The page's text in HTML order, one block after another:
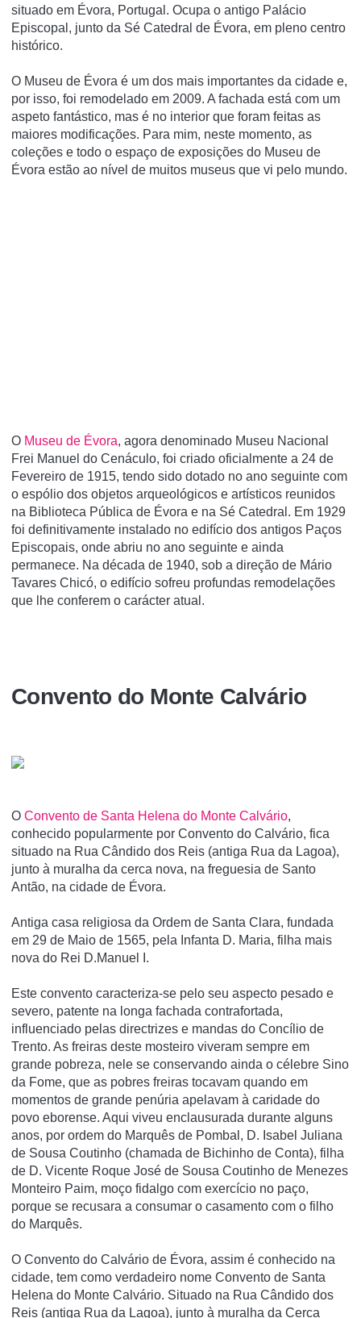
situado em Évora, Portugal. Ocupa o antigo Palácio
Episcopal, junto da Sé Catedral de Évora, em pleno centro
histórico.
O Museu de Évora é um dos mais importantes da cidade e,
por isso, foi remodelado em 2009. A fachada está com um
aspeto fantástico, mas é no interior que foram feitas as
maiores modificações. Para mim, neste momento, as
coleções e todo o espaço de exposições do Museu de
Évora estão ao nível de muitos museus que vi pelo mundo.
O Museu de Évora, agora denominado Museu Nacional
Frei Manuel do Cenáculo, foi criado oficialmente a 24 de
Fevereiro de 1915, tendo sido dotado no ano seguinte com
o espólio dos objetos arqueológicos e artísticos reunidos
na Biblioteca Pública de Évora e na Sé Catedral. Em 1929
foi definitivamente instalado no edifício dos antigos Paços
Episcopais, onde abriu no ano seguinte e ainda
permanece. Na década de 1940, sob a direção de Mário
Tavares Chicó, o edifício sofreu profundas remodelações
que lhe conferem o carácter atual.
Convento do Monte Calvário
O Convento de Santa Helena do Monte Calvário,
conhecido popularmente por Convento do Calvário, fica
situado na Rua Cândido dos Reis (antiga Rua da Lagoa),
junto à muralha da cerca nova, na freguesia de Santo
Antão, na cidade de Évora.
Antiga casa religiosa da Ordem de Santa Clara, fundada
em 29 de Maio de 1565, pela Infanta D. Maria, filha mais
nova do Rei D.Manuel I.
Este convento caracteriza-se pelo seu aspecto pesado e
severo, patente na longa fachada contrafortada,
influenciado pelas directrizes e mandas do Concí­lio de
Trento. As freiras deste mosteiro viveram sempre em
grande pobreza, nele se conservando ainda o célebre Sino
da Fome, que as pobres freiras tocavam quando em
momentos de grande penúria apelavam à caridade do
povo eborense. Aqui viveu enclausurada durante alguns
anos, por ordem do Marquês de Pombal, D. Isabel Juliana
de Sousa Coutinho (chamada de Bichinho de Conta), filha
de D. Vicente Roque José de Sousa Coutinho de Menezes
Monteiro Paim, moço fidalgo com exercí­cio no paço,
porque se recusara a consumar o casamento com o filho
do Marquês.
O Convento do Calvário de Évora, assim é conhecido na
cidade, tem como verdadeiro nome Convento de Santa
Helena do Monte Calvário. Situado na Rua Cândido dos
Reis (antiga Rua da Lagoa), junto à muralha da Cerca